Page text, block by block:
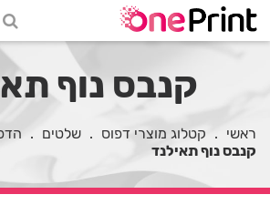
קנבס נוף
ראשי . קטלוג מוצרי דפוס . שלטים .
קנבס נוף תאילנד